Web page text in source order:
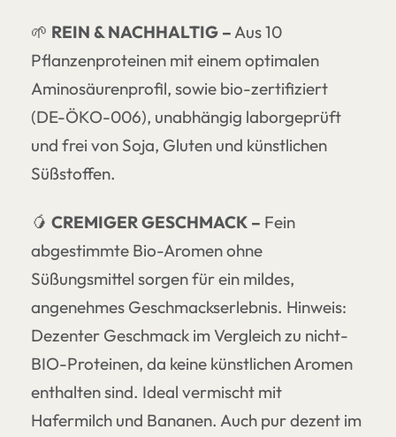
🌱 REIN & NACHHALTIG – Aus 10
Pflanzenproteinen mit einem optimalen
Aminosäurenprofil, sowie bio-zertifiziert
(DE-ÖKO-006), unabhängig laborgeprüft
und frei von Soja, Gluten und künstlichen
Süßstoffen.
🥭 CREMIGER GESCHMACK – Fein
abgestimmte Bio-Aromen ohne
Süßungsmittel sorgen für ein mildes,
angenehmes Geschmackserlebnis. Hinweis:
Dezenter Geschmack im Vergleich zu nicht-
BIO-Proteinen, da keine künstlichen Aromen
enthalten sind. Ideal vermischt mit
Hafermilch und Bananen. Auch pur dezent im